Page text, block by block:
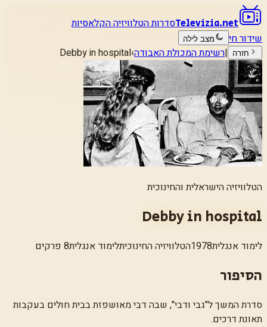
Televizia.netסדרות הטלוויזיה הקלאסיות
שידור חי
מצב לילה
חזרה
|רשימת המכולת האבודה›
Debby in hospital
הטלוויזיה הישראלית והחינוכית
Debby in hospital
לימוד אנגלית1978הטלוויזיה החינוכיתלימוד אנגלית8 פרקים
הסיפור
סדרת המשך ל"גבי ודבי", שבה דבי מאושפזת בבית חולים בעקבות
תאונת דרכים.